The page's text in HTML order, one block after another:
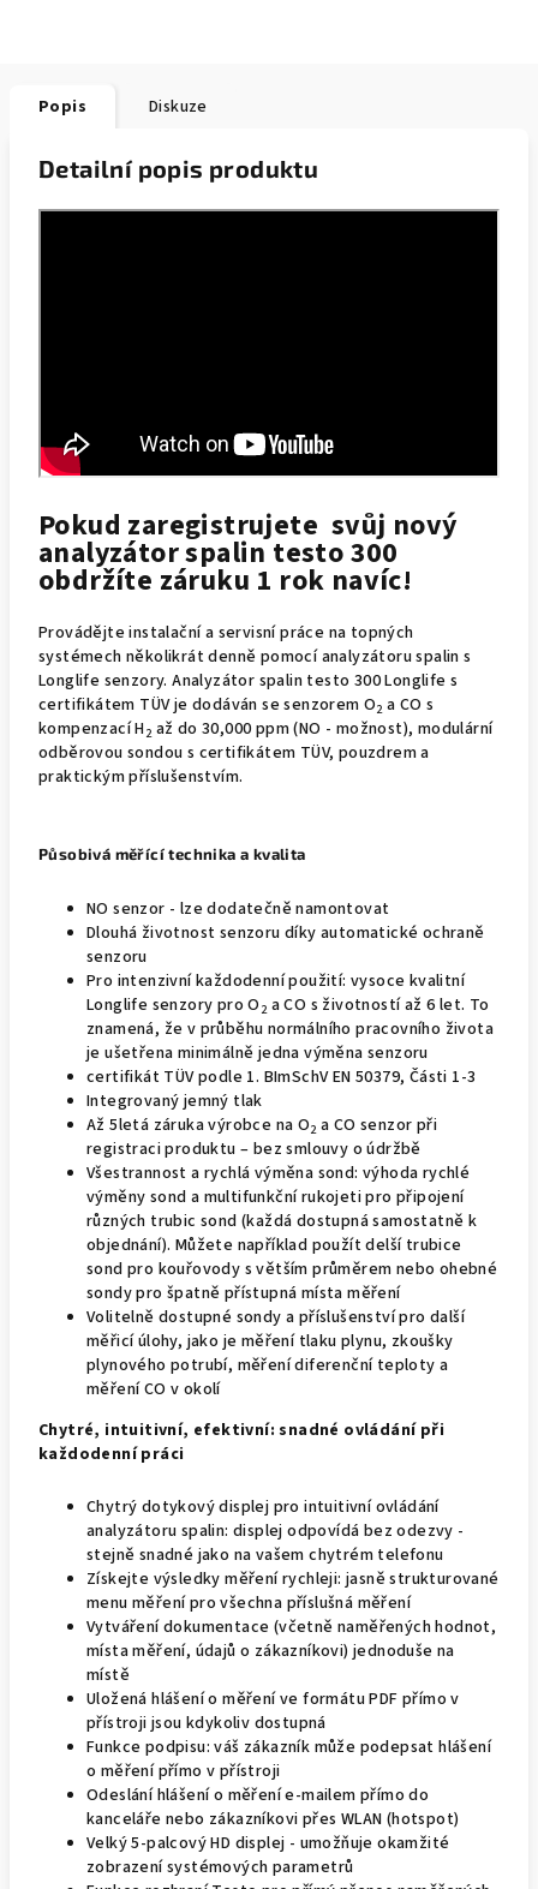
Popis Diskuze
Detailní popis produktu
Pokud zaregistrujete svůj nový
analyzátor spalin testo 300
obdržíte záruku 1 rok navíc!
Provádějte instalační a servisní práce na topných
systémech několikrát denně pomocí analyzátoru spalin s
Longlife senzory. Analyzátor spalin testo 300 Longlife s
certifikátem TÜV je dodáván se senzorem O2 a CO s
kompenzací H2 až do 30,000 ppm (NO - možnost), modulární
odběrovou sondou s certifikátem TÜV, pouzdrem a
praktickým příslušenstvím.
Působivá měřící technika a kvalita
NO senzor - lze dodatečně namontovat
Dlouhá životnost senzoru díky automatické ochraně
senzoru
Pro intenzivní každodenní použití: vysoce kvalitní
Longlife senzory pro O 2 a CO s životností až 6 let. To
znamená, že v průběhu normálního pracovního života
je ušetřena minimálně jedna výměna senzoru
certifikát TÜV podle 1. BImSchV EN 50379, Části 1-3
Integrovaný jemný tlak
Až 5letá záruka výrobce na O2 a CO senzor při
registraci produktu – bez smlouvy o údržbě
Všestrannost a rychlá výměna sond: výhoda rychlé
výměny sond a multifunkční rukojeti pro připojení
různých trubic sond (každá dostupná samostatně k
objednání). Můžete například použít delší trubice
sond pro kouřovody s větším průměrem nebo ohebné
sondy pro špatně přístupná místa měření
Volitelně dostupné sondy a příslušenství pro další
měřicí úlohy, jako je měření tlaku plynu, zkoušky
plynového potrubí, měření diferenční teploty a
měření CO v okolí
Chytré, intuitivní, efektivní: snadné ovládání při
každodenní práci
Chytrý dotykový displej pro intuitivní ovládání
analyzátoru spalin: displej odpovídá bez odezvy -
stejně snadné jako na vašem chytrém telefonu
Získejte výsledky měření rychleji: jasně strukturované
menu měření pro všechna příslušná měření
Vytváření dokumentace (včetně naměřených hodnot,
místa měření, údajů o zákazníkovi) jednoduše na
místě
Uložená hlášení o měření ve formátu PDF přímo v
přístroji jsou kdykoliv dostupná
Funkce podpisu: váš zákazník může podepsat hlášení
o měření přímo v přístroji
Odeslání hlášení o měření e-mailem přímo do
kanceláře nebo zákazníkovi přes WLAN (hotspot)
Velký 5-palcový HD displej - umožňuje okamžité
zobrazení systémových parametrů